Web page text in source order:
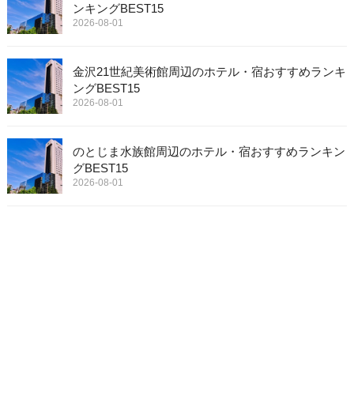
ンキングBEST15
2026-08-01
金沢21世紀美術館周辺のホテル・宿おすすめランキ
ングBEST15
2026-08-01
のとじま水族館周辺のホテル・宿おすすめランキン
グBEST15
2026-08-01